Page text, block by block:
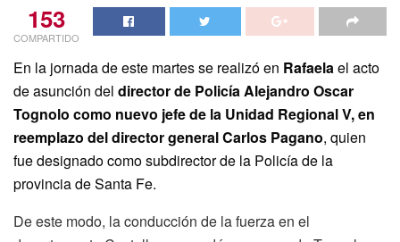
153
COMPARTIDO
En la jornada de este martes se realizó en Rafaelael acto
de asunción del director de Policía Alejandro Oscar
Tognolo como nuevo jefe de la Unidad Regional V, en
reemplazo del director general Carlos Pagano, quien
fue designado como subdirector de la Policía de la
provincia de Santa Fe.
De este modo, la conducción de la fuerza en el